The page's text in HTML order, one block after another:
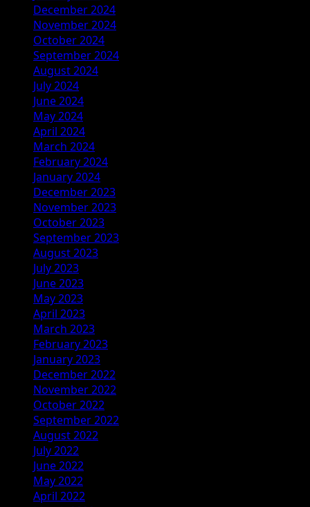
December 2024
November 2024
October 2024
September 2024
August 2024
July 2024
June 2024
May 2024
April 2024
March 2024
February 2024
January 2024
December 2023
November 2023
October 2023
September 2023
August 2023
July 2023
June 2023
May 2023
April 2023
March 2023
February 2023
January 2023
December 2022
November 2022
October 2022
September 2022
August 2022
July 2022
June 2022
May 2022
April 2022